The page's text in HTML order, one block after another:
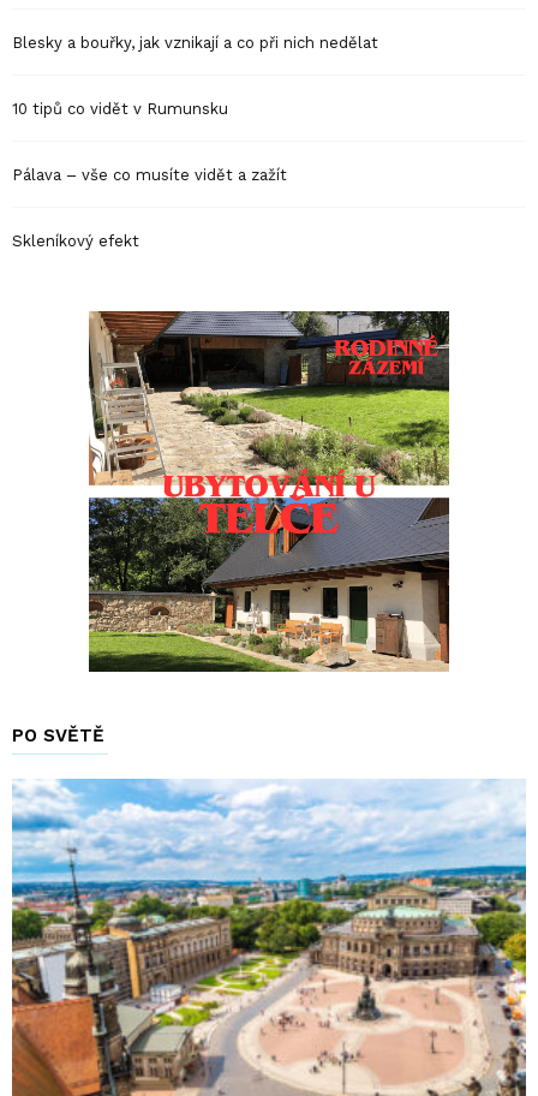
Blesky a bouřky, jak vznikají a co při nich nedělat
10 tipů co vidět v Rumunsku
Pálava – vše co musíte vidět a zažít
Skleníkový efekt
PO SVĚTĚ